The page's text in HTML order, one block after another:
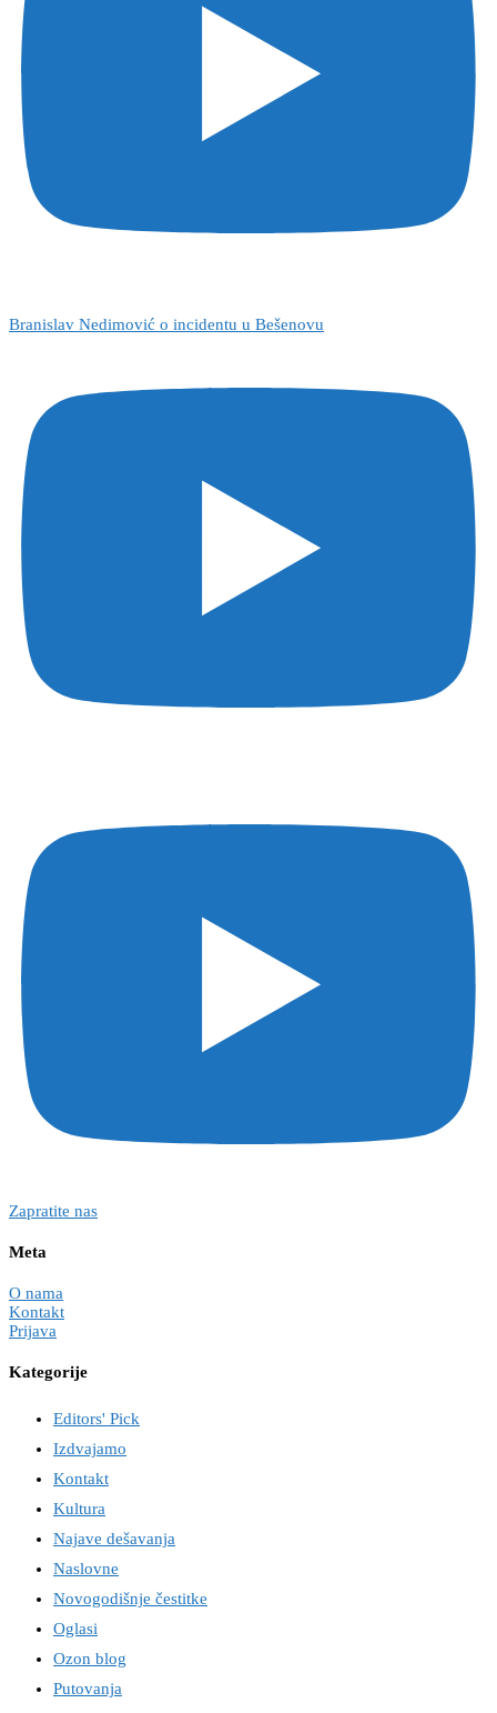
Branislav Nedimović o incidentu u Bešenovu
Zapratite nas
Meta
O nama
Kontakt
Prijava
Kategorije
Editors' Pick
Izdvajamo
Kontakt
Kultura
Najave dešavanja
Naslovne
Novogodišnje čestitke
Oglasi
Ozon blog
Putovanja